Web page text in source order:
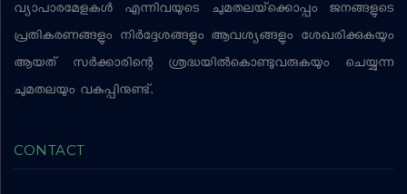
വ്യാപാരമേളകള്‍ എന്നിവയുടെ ചുമതലയ്‌ക്കൊപ്പം ജനങ്ങളുടെ
പ്രതികരണങ്ങളും നിര്‍ദ്ദേശങ്ങളും ആവശ്യങ്ങളും ശേഖരിക്കുകയും
ആയത് സര്‍ക്കാരിന്റെ ശ്രദ്ധയില്‍കൊണ്ടുവരുകയും ചെയ്യുന്ന
ചുമതലയും വകുപ്പിനുണ്ട്.
CONTACT